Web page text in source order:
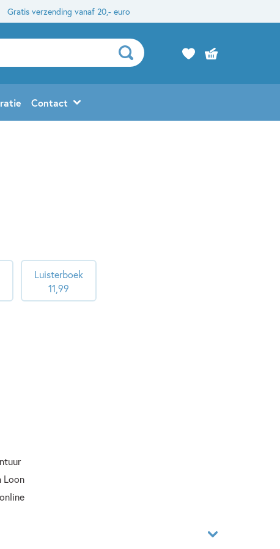
Gratis verzending vanaf 20,- euro
Contact
Luisterboek
11 99
Loon